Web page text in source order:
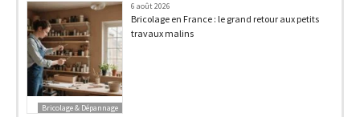
Bricolage & Dépannage
6 août 2026
Bricolage en France : le grand retour aux petits
travaux malins